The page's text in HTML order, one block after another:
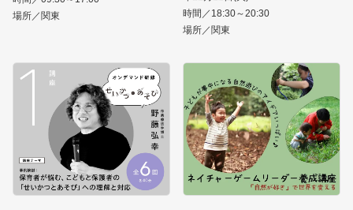
場所／関東
時間／18:30～20:30
場所／関東